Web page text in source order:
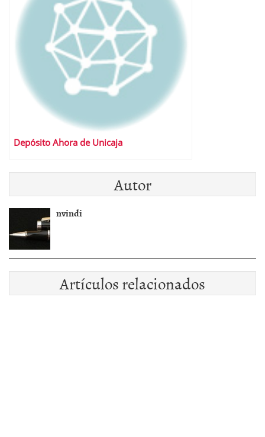
Depósito Ahora de Unicaja
Autor
nvindi
Artículos relacionados